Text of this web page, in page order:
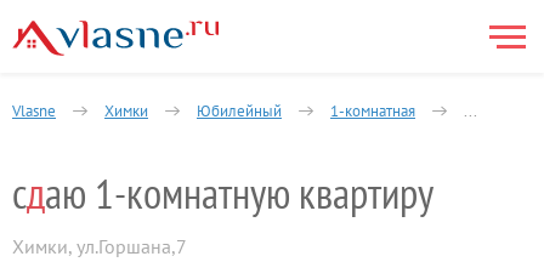
Vlasne Химки Юбилейный 1-комнатная Горшана
сдаю 1-комнатную квартиру
Химки, ул.Горшана,7